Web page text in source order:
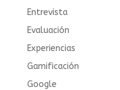
Entrevista
Evaluación
Experiencias
Gamificación
Google